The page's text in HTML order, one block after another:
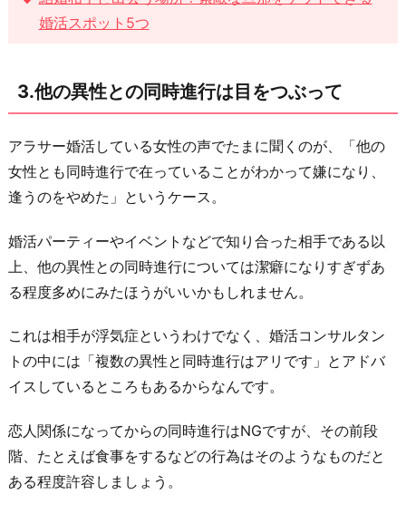
婚活スポット5つ
3.他の異性との同時進行は目をつぶって
アラサー婚活している女性の声でたまに聞くのが、「他の
女性とも同時進行で在っていることがわかって嫌になり、
逢うのをやめた」というケース。
婚活パーティーやイベントなどで知り合った相手である以
上、他の異性との同時進行については潔癖になりすぎずあ
る程度多めにみたほうがいいかもしれません。
これは相手が浮気症というわけでなく、婚活コンサルタン
トの中には「複数の異性と同時進行はアリです」とアドバ
イスしているところもあるからなんです。
恋人関係になってからの同時進行はNGですが、その前段
階、たとえば食事をするなどの行為はそのようなものだと
ある程度許容しましょう。